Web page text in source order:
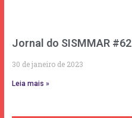
Jornal do SISMMAR #62
30 de janeiro de 2023
Leia mais »